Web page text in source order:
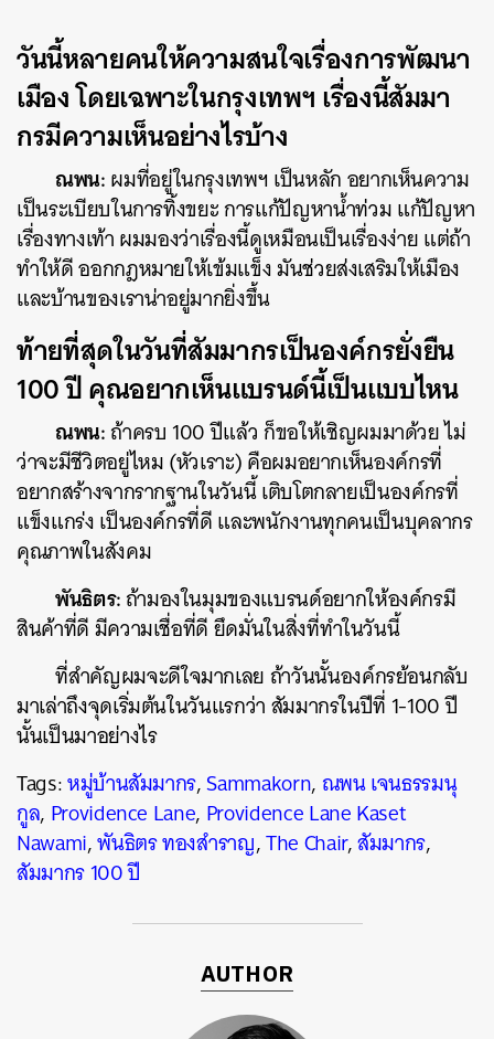
วันนี้หลายคนให้ความสนใจเรื่องการพัฒนา
เมือง โดยเฉพาะในกรุงเทพฯ เรื่องนี้สัมมา
กรมีความเห็นอย่างไรบ้าง
ณพน:ผมที่อยู่ในกรุงเทพฯ เป็นหลัก อยากเห็นความ
เป็นระเบียบในการทิ้งขยะ การแก้ปัญหาน้ำท่วม แก้ปัญหา
เรื่องทางเท้า ผมมองว่าเรื่องนี้ดูเหมือนเป็นเรื่องง่าย แต่ถ้า
ทำให้ดี ออกกฎหมายให้เข้มแข็ง มันช่วยส่งเสริมให้เมือง
และบ้านของเราน่าอยู่มากยิ่งขึ้น
ท้ายที่สุดในวันที่สัมมากรเป็นองค์กรยั่งยืน
100 ปี คุณอยากเห็นแบรนด์นี้เป็นแบบไหน
ณพน:ถ้าครบ 100 ปีแล้ว ก็ขอให้เชิญผมมาด้วย ไม่
ว่าจะมีชีวิตอยู่ไหม (หัวเราะ) คือผมอยากเห็นองค์กรที่
อยากสร้างจากรากฐานในวันนี้ เติบโตกลายเป็นองค์กรที่
แข็งแกร่ง เป็นองค์กรที่ดี และพนักงานทุกคนเป็นบุคลากร
คุณภาพในสังคม
พันธิตร:ถ้ามองในมุมของแบรนด์อยากให้องค์กรมี
สินค้าที่ดี มีความเชื่อที่ดี ยึดมั่นในสิ่งที่ทำในวันนี้
ที่สำคัญผมจะดีใจมากเลย ถ้าวันนั้นองค์กรย้อนกลับ
มาเล่าถึงจุดเริ่มต้นในวันแรกว่า สัมมากรในปีที่ 1-100 ปี
นั้นเป็นมาอย่างไร
Tags:หมู่บ้านสัมมากร,Sammakorn, ณพน เจนธรรมนุ
กูล, Providence Lane, Providence Lane Kaset
Nawami,พันธิตร ทองสำราญ,The Chair,สัมมากร,
สัมมากร 100 ปี
AUTHOR